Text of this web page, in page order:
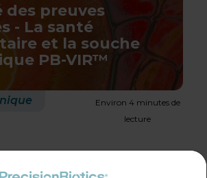
des preuves
- La santé
et la souche
PB-VIR™
Environ 4 minutes de
lecture